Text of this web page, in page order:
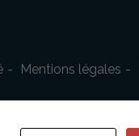
Mentions légales